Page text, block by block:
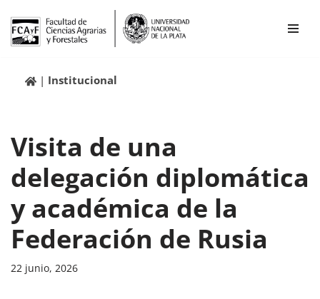
Ir
contenidoInstitucional
Visita de una
delegación diplomática
y académica de la
Federación de Rusia
22 junio, 2026